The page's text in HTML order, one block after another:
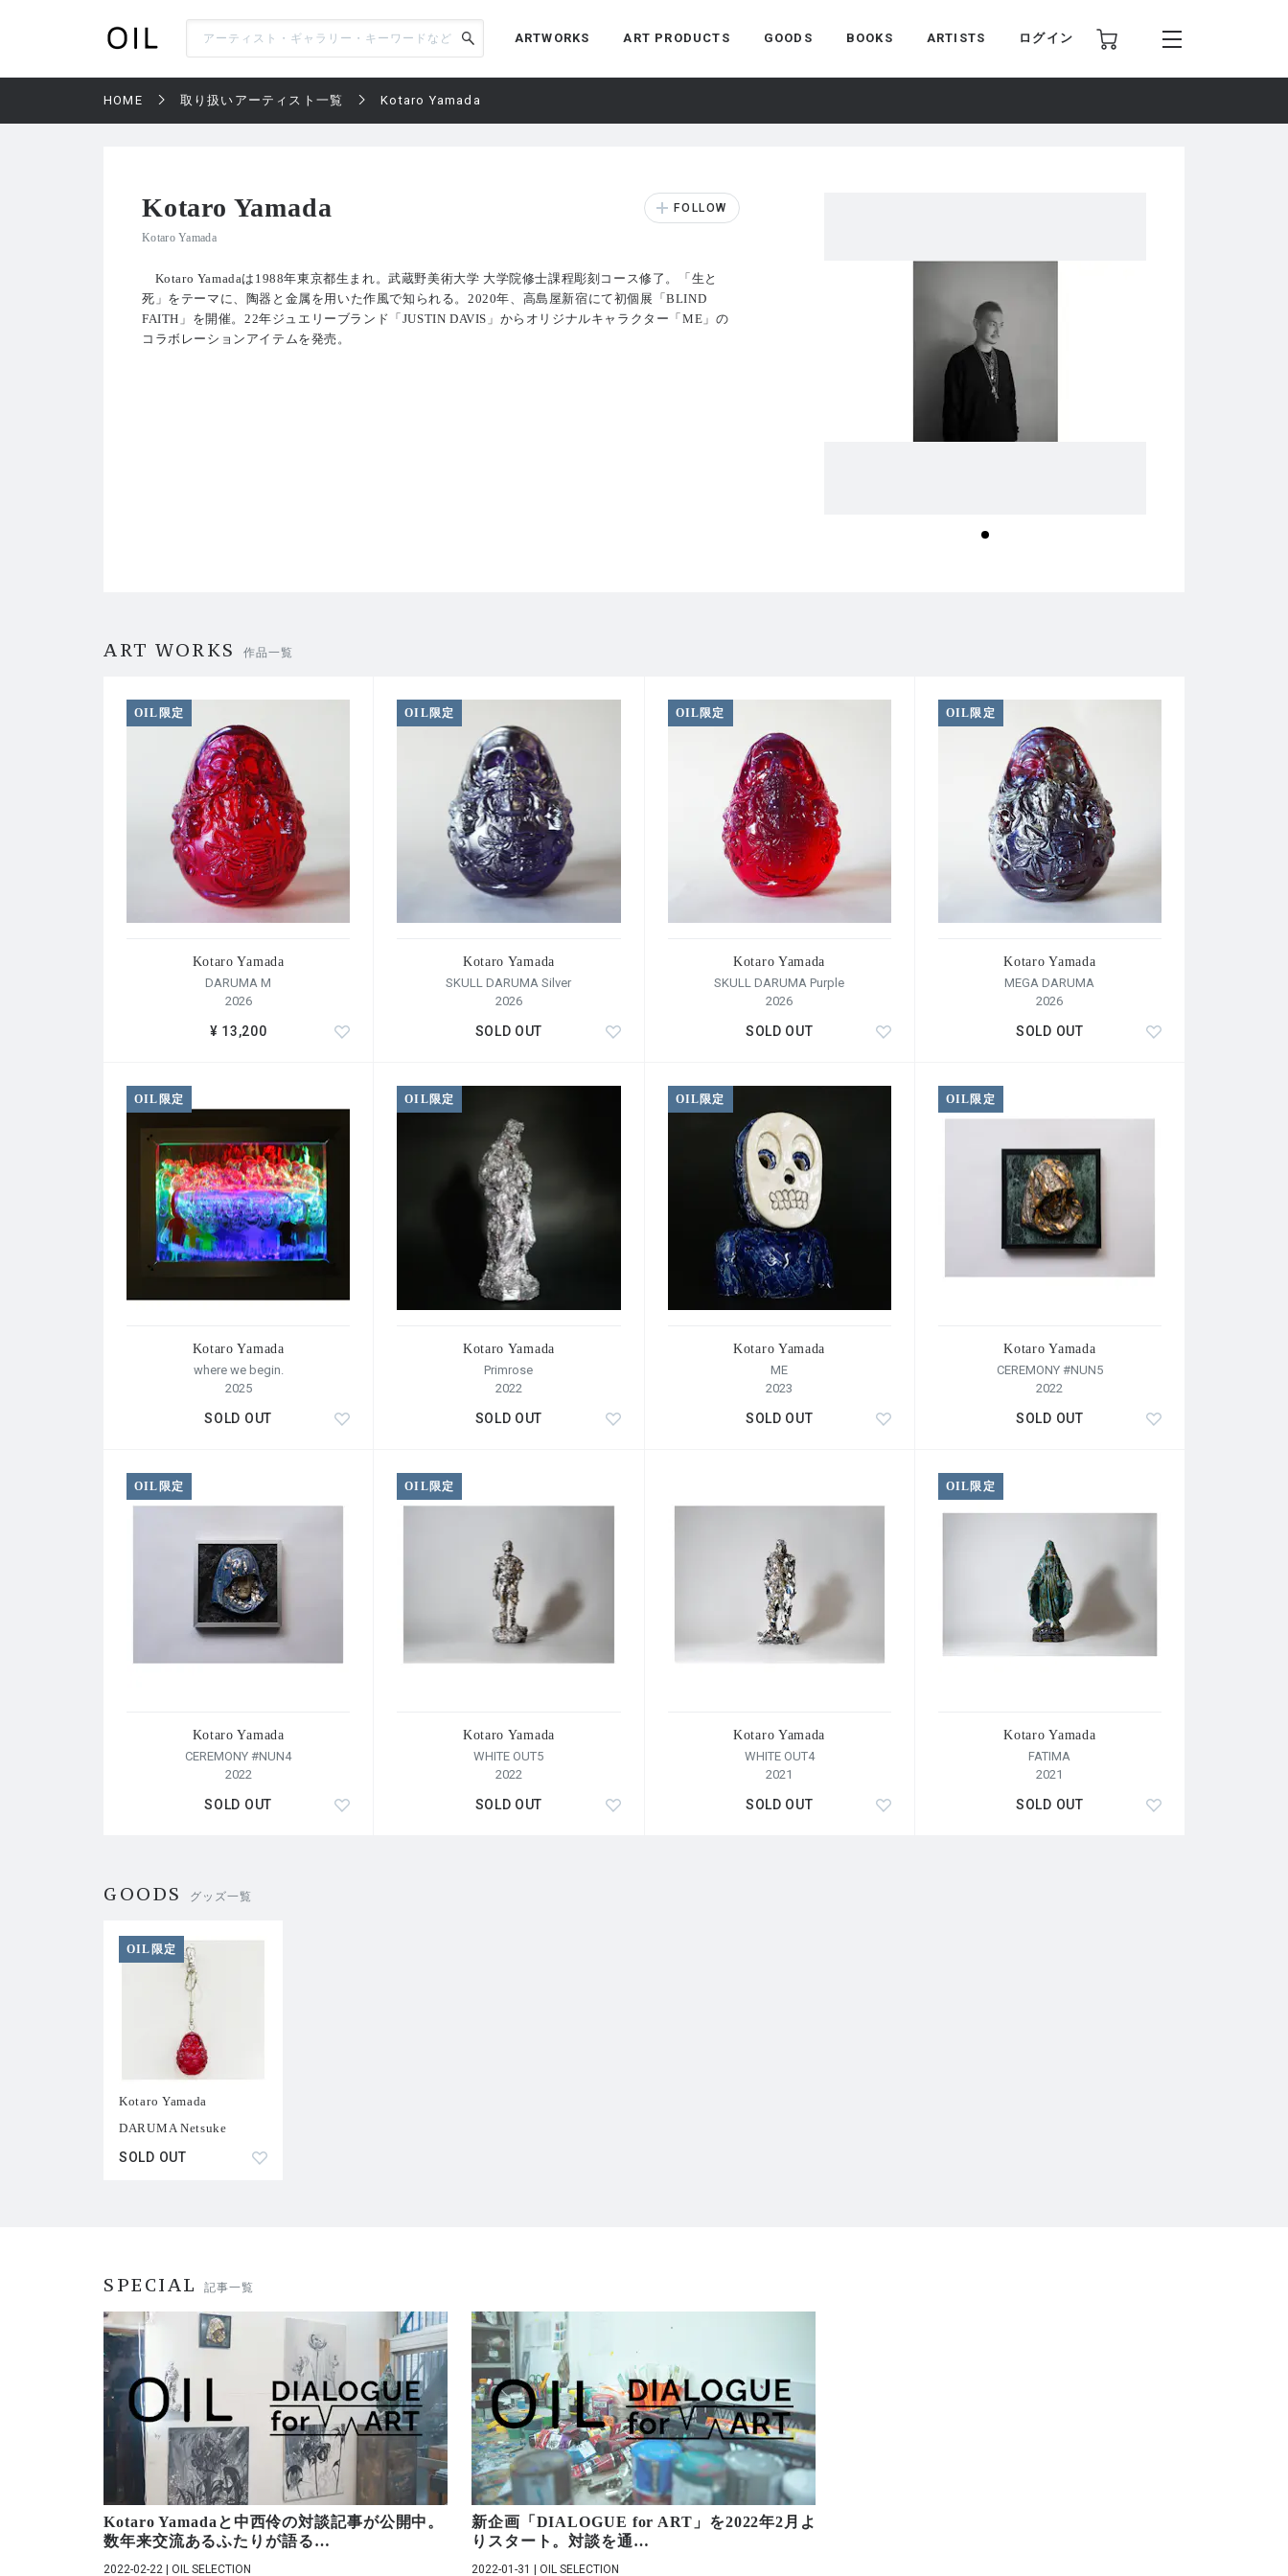
ARTWORKS ART PRODUCTS GOODS BOOKS ARTISTS ログイン
HOME 取り扱いアーティスト一覧 Kotaro Yamada
Kotaro Yamada
Kotaro Yamada
Kotaro Yamadaは1988年東京都生まれ。武蔵野美術大学 大学院修士課程彫刻コース修了。「生と
死」をテーマに、陶器と金属を用いた作風で知られる。2020年、高島屋新宿にて初個展「BLIND
FAITH」を開催。22年ジュエリーブランド「JUSTIN DAVIS」からオリジナルキャラクター「ME」の
コラボレーションアイテムを発売。
ART WORKS 作品一覧
OIL限定
Kotaro Yamada
DARUMA M
2026
¥ 13,200
OIL限定
Kotaro Yamada
SKULL DARUMA Silver
2026
SOLD OUT
OIL限定
Kotaro Yamada
SKULL DARUMA Purple
2026
SOLD OUT
OIL限定
Kotaro Yamada
MEGA DARUMA
2026
SOLD OUT
OIL限定
Kotaro Yamada
where we begin.
2025
SOLD OUT
OIL限定
Kotaro Yamada
Primrose
2022
SOLD OUT
OIL限定
Kotaro Yamada
ME
2023
SOLD OUT
OIL限定
Kotaro Yamada
CEREMONY #NUN5
2022
SOLD OUT
OIL限定
Kotaro Yamada
CEREMONY #NUN4
2022
SOLD OUT
OIL限定
Kotaro Yamada
WHITE OUT5
2022
SOLD OUT
Kotaro Yamada
WHITE OUT4
2021
SOLD OUT
OIL限定
Kotaro Yamada
FATIMA
2021
SOLD OUT
GOODS グッズ一覧
OIL限定
Kotaro Yamada
DARUMA Netsuke
SOLD OUT
SPECIAL 記事一覧
Kotaro Yamadaと中西伶の対談記事が公開中。
数年来交流あるふたりが語る…
2022-02-22 | OIL SELECTION
新企画「DIALOGUE for ART」を2022年2月よ
りスタート。対談を通…
2022-01-31 | OIL SELECTION